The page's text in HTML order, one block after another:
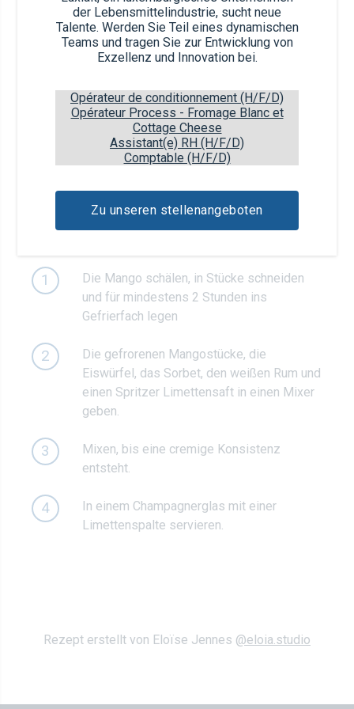
der Lebensmittelindustrie, sucht neue
Talente. Werden Sie Teil eines dynamischen
Teams und tragen Sie zur Entwicklung von
Exzellenz und Innovation bei.
Opérateur de conditionnement (H/F/D)
Opérateur Process - Fromage Blanc et
Cottage Cheese
Assistant(e) RH (H/F/D)
Comptable (H/F/D)
Zu unseren stellenangeboten
1/2 reife Mango
weißer Rum
Zubereitung
1
Die Mango schälen, in Stücke schneiden
und für mindestens 2 Stunden ins
Gefrierfach legen
2
Die gefrorenen Mangostücke, die
Eiswürfel, das Sorbet, den weißen Rum und
einen Spritzer Limettensaft in einen Mixer
geben.
3
Mixen, bis eine cremige Konsistenz
entsteht.
4
In einem Champagnerglas mit einer
Limettenspalte servieren.
Rezept erstellt von Eloïse Jennes @eloia.studio